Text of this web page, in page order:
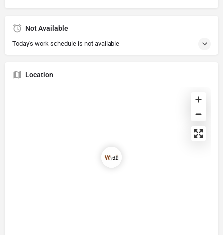
Not Available
Today's work schedule is not available
Location